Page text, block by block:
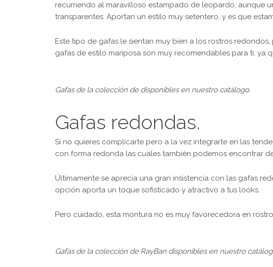
recurriendo al maravilloso estampado de leopardo; aunque
transparentes. Aportan un estilo muy setentero, y es que
Este tipo de gafas le sientan muy bien a los rostros
gafas de estilo mariposa son muy recomendables para ti, ya
Gafas de la colección de disponibles en nuestro catálogo.
Gafas redondas.
Si no quieres complicarte pero a la vez integrarte en las
con forma redonda las cuales también podemos encontrar
Últimamente se aprecia una gran insistencia con las gafas
opción aporta un toque sofisticado y atractivo a tus looks.
Pero cuidado, esta montura no es muy favorecedora en
Gafas de la colección de RayBan disponibles en nuestro